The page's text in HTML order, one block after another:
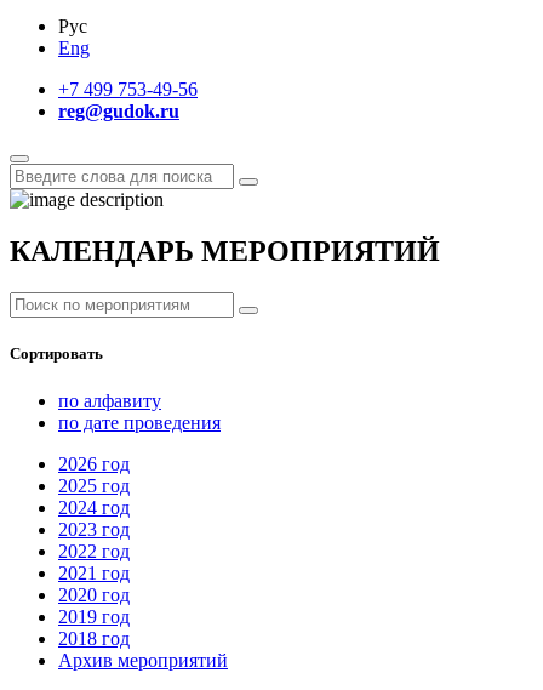
Рус
Eng
+7 499 753-49-56
reg@gudok.ru
КАЛЕНДАРЬ МЕРОПРИЯТИЙ
Сортировать
по алфавиту
по дате проведения
2026 год
2025 год
2024 год
2023 год
2022 год
2021 год
2020 год
2019 год
2018 год
Архив мероприятий